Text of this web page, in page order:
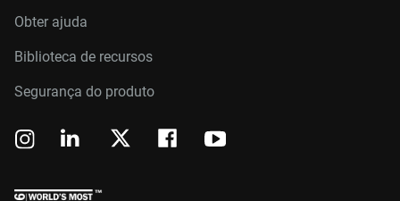
Obter ajuda
Biblioteca de recursos
Segurança do produto